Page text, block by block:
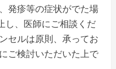
発疹等の症状がでた場
し、医師にご相談くだ
セルは原則、承ってお
ご検討いただいた上で